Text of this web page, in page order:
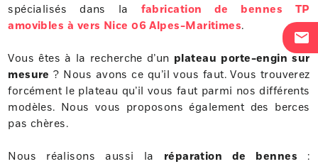
spécialisés dans la fabrication de bennes TP
amovibles à vers Nice 06 Alpes-Maritimes.
Vous êtes à la recherche d’un plateau porte-engin sur
mesure ? Nous avons ce qu’il vous faut. Vous trouverez
forcément le plateau qu’il vous faut parmi nos différents
modèles. Nous vous proposons également des berces
pas chères.
Nous réalisons aussi la réparation de bennes :
mail